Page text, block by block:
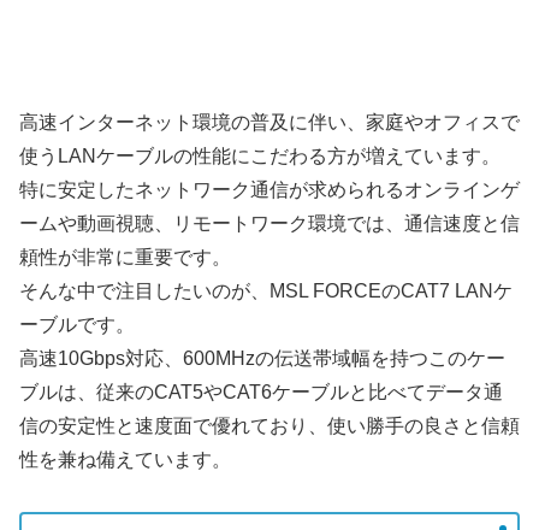
高速インターネット環境の普及に伴い、家庭やオフィスで
使うLANケーブルの性能にこだわる方が増えています。
特に安定したネットワーク通信が求められるオンラインゲ
ームや動画視聴、リモートワーク環境では、通信速度と信
頼性が非常に重要です。
そんな中で注目したいのが、MSL FORCEのCAT7 LANケ
ーブルです。
高速10Gbps対応、600MHzの伝送帯域幅を持つこのケー
ブルは、従来のCAT5やCAT6ケーブルと比べてデータ通
信の安定性と速度面で優れており、使い勝手の良さと信頼
性を兼ね備えています。